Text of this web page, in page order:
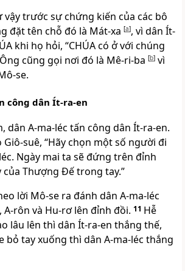
vậy trước sự chứng kiến của các bô
đặt tên chỗ đó là Mát-xa [a], vì dân Ít-
khi họ hỏi, “CHÚA có ở với chúng
cũng gọi nơi đó là Mê-ri-ba [b] vì
se.
công dân Ít-ra-en
dân A-ma-léc tấn công dân Ít-ra-en.
Giô-suê, “Hãy chọn một số người đi
Ngày mai ta sẽ đứng trên đỉnh
của Thượng Đế trong tay.”
lời Mô-se ra đánh dân A-ma-léc
rôn và Hu-rơ lên đỉnh đồi. 11 Hễ
lâu lên thì dân Ít-ra-en thắng thế,
bỏ tay xuống thì dân A-ma-léc thắng